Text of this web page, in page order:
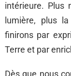
intérieure. Plus
lumière, plus
finirons par
Terre et par